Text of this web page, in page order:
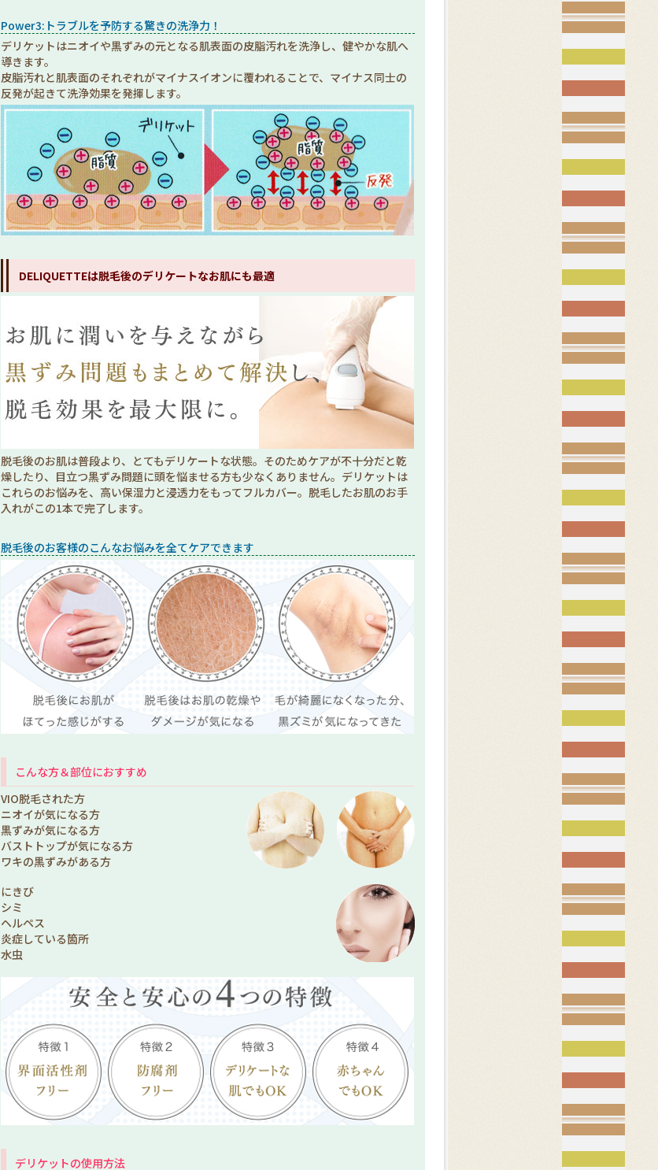
Power3:トラブルを予防する驚きの洗浄力！
デリケットはニオイや黒ずみの元となる肌表面の皮脂汚れを洗浄し、健やかな肌へ
導きます。
皮脂汚れと肌表面のそれぞれがマイナスイオンに覆われることで、マイナス同士の
反発が起きて洗浄効果を発揮します。
DELIQUETTEは脱毛後のデリケートなお肌にも最適
脱毛後のお肌は普段より、とてもデリケートな状態。そのためケアが不十分だと乾
燥したり、目立つ黒ずみ問題に頭を悩ませる方も少なくありません。デリケットは
これらのお悩みを、高い保湿力と浸透力をもってフルカバー。脱毛したお肌のお手
入れがこの1本で完了します。
脱毛後のお客様のこんなお悩みを全てケアできます
こんな方＆部位におすすめ
VIO脱毛された方
ニオイが気になる方
黒ずみが気になる方
バストトップが気になる方
ワキの黒ずみがある方
にきび
シミ
ヘルペス
炎症している箇所
水虫
デリケットの使用方法